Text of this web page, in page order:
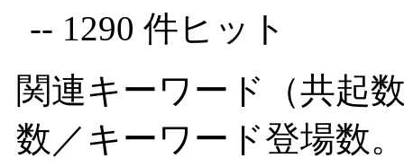
-- 1290 件ヒット
関連キーワード（共起
数／キーワード登場数